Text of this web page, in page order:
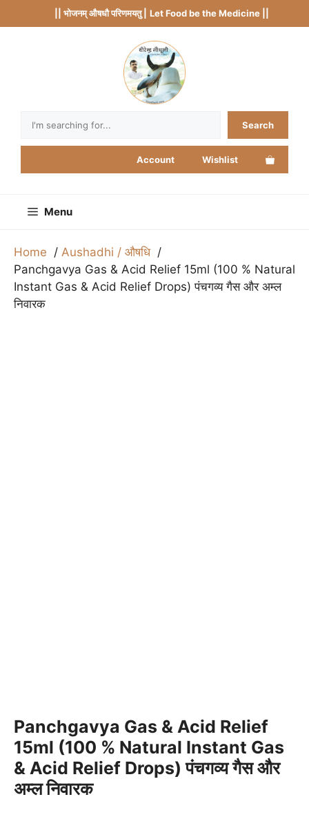
to
|| भोजनम् औषधौ परिणमयतु | Let Food be the Medicine ||
Search
Account Wishlist
Menu
Home
Aushadhi / औषधि
Panchgavya Gas & Acid Relief 15ml (100 % Natural
Instant Gas & Acid Relief Drops) पंचगव्य गैस और अम्ल
निवारक
Panchgavya Gas & Acid Relief
15ml (100 % Natural Instant Gas
& Acid Relief Drops) पंचगव्य गैस और
अम्ल निवारक